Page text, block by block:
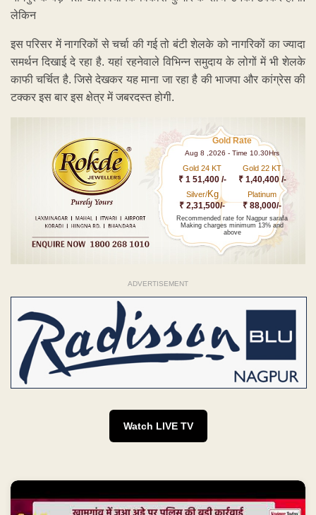
लेकिन
इस परिसर में नागरिकों से चर्चा की गई तो बंटी शेलके को नागरिकों का ज्यादा
समर्थन दिखाई दे रहा है. यहां रहनेवाले विभिन्न समुदाय के लोगों में भी शेलके
काफी चर्चित है. जिसे देखकर यह माना जा रहा है की भाजपा और कांग्रेस की
टक्कर इस बार इस क्षेत्र में जबरदस्त होगी.
Gold Rate
Aug 8 ,2026 - Time 10.30Hrs
Gold 24 KT
₹ 1 51,400 /-
Gold 22 KT
₹ 1,40,400 /-
Silver/Kg
₹ 2,31,500/-
Platinum
₹ 88,000/-
Recommended rate for Nagpur sarafa
Making charges minimum 13% and
above
ADVERTISEMENT
Watch LIVE TV